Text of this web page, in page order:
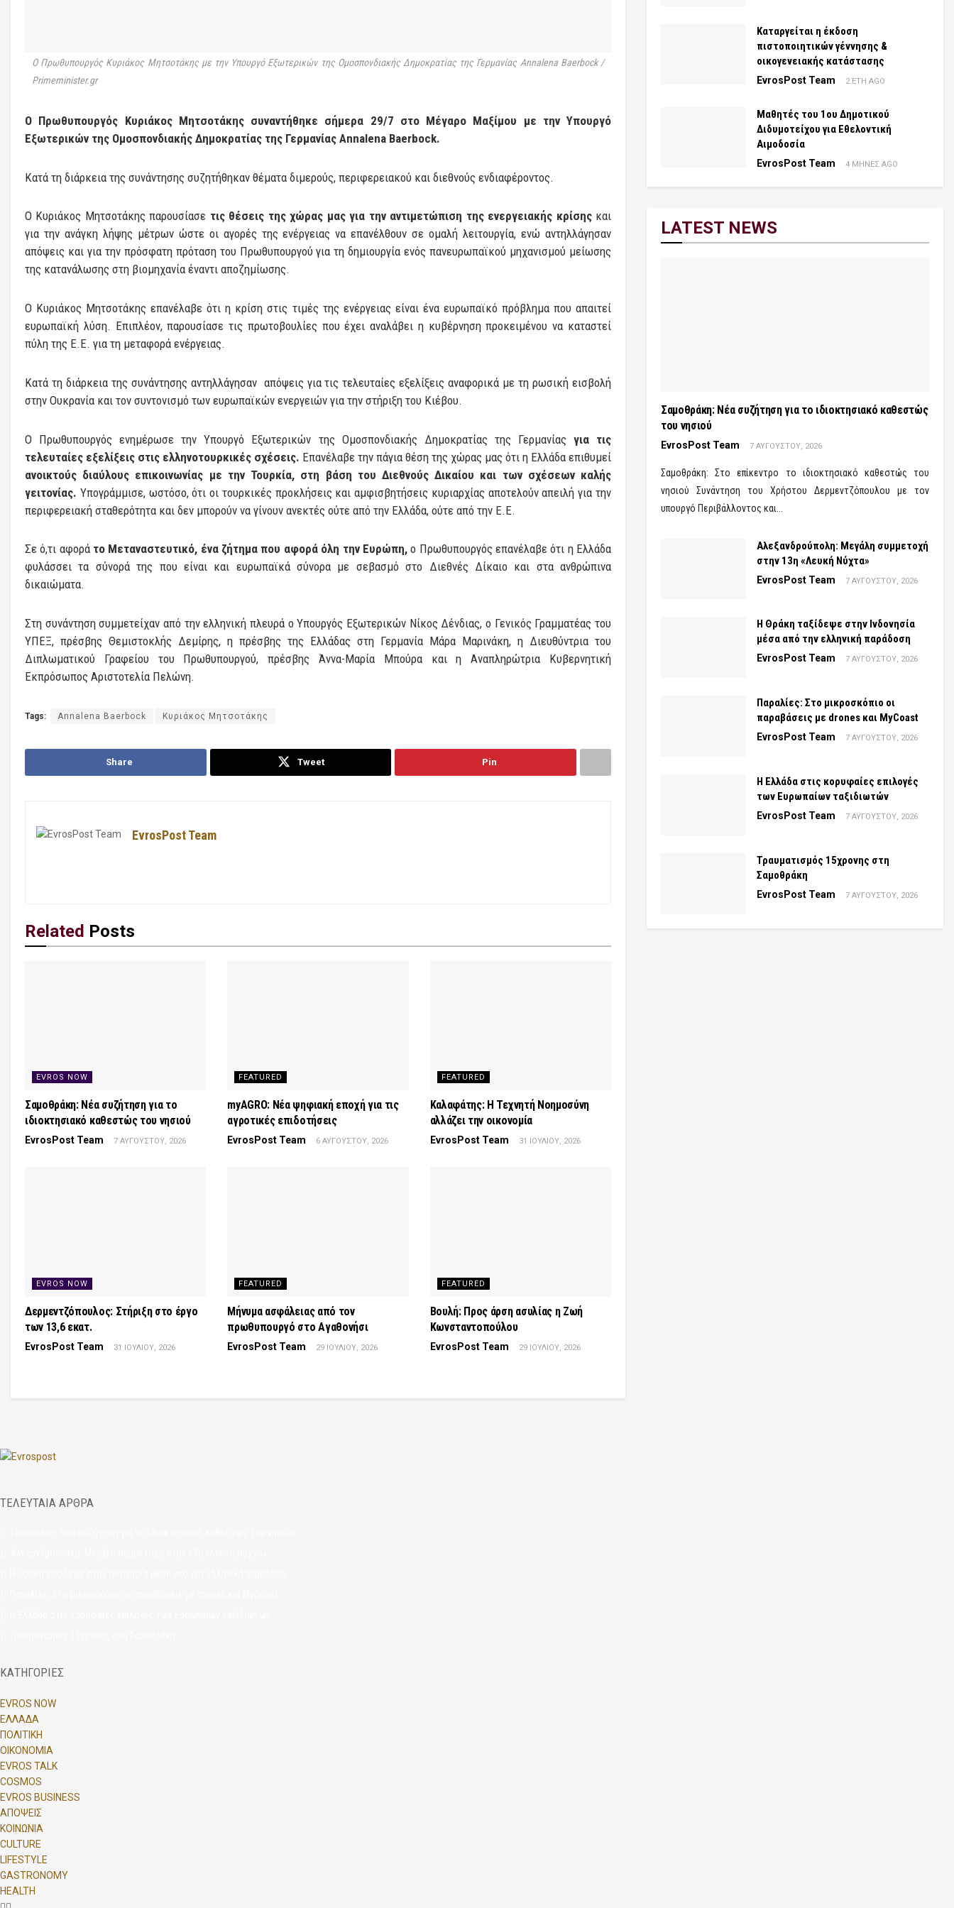
Ο Πρωθυπουργός Κυριάκος Μητσοτάκης με την Υπουργό Εξωτερικών της Ομοσπονδιακής Δημοκρατίας της Γερμανίας Annalena Baerbock /
Primeminister.gr
Ο Πρωθυπουργός Κυριάκος Μητσοτάκης συναντήθηκε σήμερα 29/7 στο Μέγαρο Μαξίμου με την Υπουργό
Εξωτερικών της Ομοσπονδιακής Δημοκρατίας της Γερμανίας Annalena Baerbock.
Κατά τη διάρκεια της συνάντησης συζητήθηκαν θέματα διμερούς, περιφερειακού και διεθνούς ενδιαφέροντος.
Ο Κυριάκος Μητσοτάκης παρουσίασε τις θέσεις της χώρας μας για την αντιμετώπιση της ενεργειακής κρίσηςκαι
για την ανάγκη λήψης μέτρων ώστε οι αγορές της ενέργειας να επανέλθουν σε ομαλή λειτουργία, ενώ αντηλλάγησαν
απόψεις και για την πρόσφατη πρόταση του Πρωθυπουργού για τη δημιουργία ενός πανευρωπαϊκού μηχανισμού μείωσης
της κατανάλωσης στη βιομηχανία έναντι αποζημίωσης.
Ο Κυριάκος Μητσοτάκης επανέλαβε ότι η κρίση στις τιμές της ενέργειας είναι ένα ευρωπαϊκό πρόβλημα που απαιτεί
ευρωπαϊκή λύση. Επιπλέον, παρουσίασε τις πρωτοβουλίες που έχει αναλάβει η κυβέρνηση προκειμένου να καταστεί
πύλη της Ε.Ε. για τη μεταφορά ενέργειας.
Κατά τη διάρκεια της συνάντησης αντηλλάγησαν απόψεις για τις τελευταίες εξελίξεις αναφορικά με τη ρωσική εισβολή
στην Ουκρανία και τον συντονισμό των ευρωπαϊκών ενεργειών για την στήριξη του Κιέβου.
Ο Πρωθυπουργός ενημέρωσε την Υπουργό Εξωτερικών της Ομοσπονδιακής Δημοκρατίας της Γερμανίας για τις
τελευταίες εξελίξεις στις ελληνοτουρκικές σχέσεις. Επανέλαβε την πάγια θέση της χώρας μας ότι η Ελλάδα επιθυμεί
ανοικτούς διαύλους επικοινωνίας με την Τουρκία, στη βάση του Διεθνούς Δικαίου και των σχέσεων καλής
γειτονίας. Υπογράμμισε, ωστόσο, ότι οι τουρκικές προκλήσεις και αμφισβητήσεις κυριαρχίας αποτελούν απειλή για την
περιφερειακή σταθερότητα και δεν μπορούν να γίνουν ανεκτές ούτε από την Ελλάδα, ούτε από την Ε.Ε.
Σε ό,τι αφορά το Μεταναστευτικό, ένα ζήτημα που αφορά όλη την Ευρώπη,ο Πρωθυπουργός επανέλαβε ότι η Ελλάδα
φυλάσσει τα σύνορά της που είναι και ευρωπαϊκά σύνορα με σεβασμό στο Διεθνές Δίκαιο και στα ανθρώπινα
δικαιώματα.
Στη συνάντηση συμμετείχαν από την ελληνική πλευρά ο Υπουργός Εξωτερικών Νίκος Δένδιας, ο Γενικός Γραμματέας του
ΥΠΕΞ, πρέσβης Θεμιστοκλής Δεμίρης, η πρέσβης της Ελλάδας στη Γερμανία Μάρα Μαρινάκη, η Διευθύντρια του
Διπλωματικού Γραφείου του Πρωθυπουργού, πρέσβης Άννα-Μαρία Μπούρα και η Αναπληρώτρια Κυβερνητική
Εκπρόσωπος Αριστοτελία Πελώνη.
Tags: Annalena Baerbock Κυριάκος Μητσοτάκης
Share Tweet Pin
EvrosPost Team
Related Posts
EVROS NOW
Σαμοθράκη: Νέα συζήτηση για το
ιδιοκτησιακό καθεστώς του νησιού
EvrosPost Team 7 ΑΥΓΟΎΣΤΟΥ, 2026
FEATURED
myAGRO: Νέα ψηφιακή εποχή για τις
αγροτικές επιδοτήσεις
EvrosPost Team 6 ΑΥΓΟΎΣΤΟΥ, 2026
FEATURED
Καλαφάτης: Η Τεχνητή Νοημοσύνη
αλλάζει την οικονομία
EvrosPost Team 31 ΙΟΥΛΊΟΥ, 2026
EVROS NOW
Δερμεντζόπουλος: Στήριξη στο έργο
των 13,6 εκατ.
EvrosPost Team 31 ΙΟΥΛΊΟΥ, 2026
FEATURED
Μήνυμα ασφάλειας από τον
πρωθυπουργό στο Αγαθονήσι
EvrosPost Team 29 ΙΟΥΛΊΟΥ, 2026
FEATURED
Βουλή: Προς άρση ασυλίας η Ζωή
Κωνσταντοπούλου
EvrosPost Team 29 ΙΟΥΛΊΟΥ, 2026
Καταργείται η έκδοση
πιστοποιητικών γέννησης &
οικογενειακής κατάστασης
EvrosPost Team 2 ΈΤΗ AGO
Μαθητές του 1ου Δημοτικού
Διδυμοτείχου για Εθελοντική
Αιμοδοσία
EvrosPost Team 4 ΜΉΝΕΣ AGO
LATEST NEWS
Σαμοθράκη: Νέα συζήτηση για το ιδιοκτησιακό καθεστώς
του νησιού
EvrosPost Team 7 ΑΥΓΟΎΣΤΟΥ, 2026
Σαμοθράκη: Στο επίκεντρο το ιδιοκτησιακό καθεστώς του
νησιού Συνάντηση του Χρήστου Δερμεντζόπουλου με τον
υπουργό Περιβάλλοντος και...
Αλεξανδρούπολη: Μεγάλη συμμετοχή
στην 13η «Λευκή Νύχτα»
EvrosPost Team 7 ΑΥΓΟΎΣΤΟΥ, 2026
Η Θράκη ταξίδεψε στην Ινδονησία
μέσα από την ελληνική παράδοση
EvrosPost Team 7 ΑΥΓΟΎΣΤΟΥ, 2026
Παραλίες: Στο μικροσκόπιο οι
παραβάσεις με drones και MyCoast
EvrosPost Team 7 ΑΥΓΟΎΣΤΟΥ, 2026
Η Ελλάδα στις κορυφαίες επιλογές
των Ευρωπαίων ταξιδιωτών
EvrosPost Team 7 ΑΥΓΟΎΣΤΟΥ, 2026
Τραυματισμός 15χρονης στη
Σαμοθράκη
EvrosPost Team 7 ΑΥΓΟΎΣΤΟΥ, 2026
ΤΕΛΕΥΤΑΙΑ ΑΡΘΡΑ
ΚΑΤΗΓΟΡΙΕΣ
EVROS NOW
ΕΛΛΑΔΑ
ΠΟΛΙΤΙΚΗ
ΟΙΚΟΝΟΜΙΑ
EVROS TALK
COSMOS
EVROS BUSINESS
ΑΠΟΨΕΙΣ
ΚΟΙΝΩΝΙΑ
CULTURE
LIFESTYLE
GASTRONOMY
HEALTH